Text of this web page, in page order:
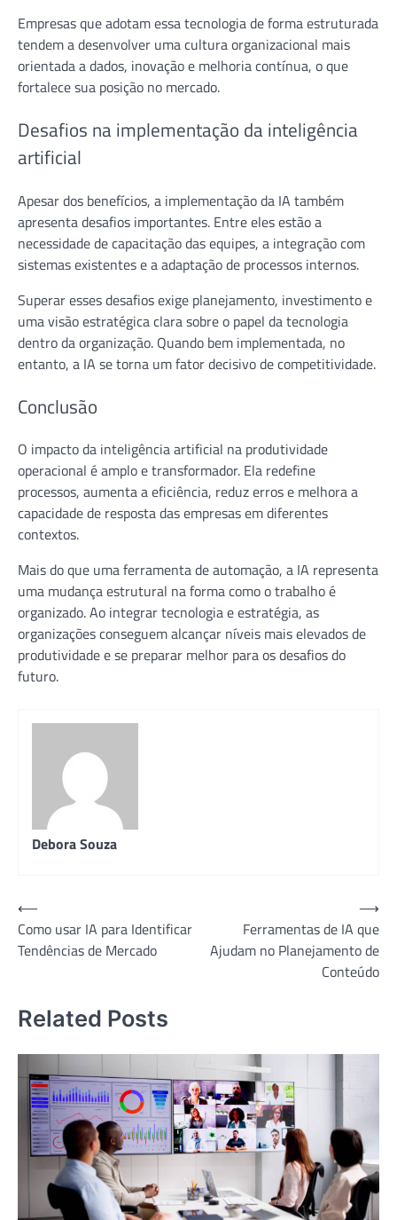
Empresas que adotam essa tecnologia de forma estruturada
tendem a desenvolver uma cultura organizacional mais
orientada a dados, inovação e melhoria contínua, o que
fortalece sua posição no mercado.
Desafios na implementação da inteligência
artificial
Apesar dos benefícios, a implementação da IA também
apresenta desafios importantes. Entre eles estão a
necessidade de capacitação das equipes, a integração com
sistemas existentes e a adaptação de processos internos.
Superar esses desafios exige planejamento, investimento e
uma visão estratégica clara sobre o papel da tecnologia
dentro da organização. Quando bem implementada, no
entanto, a IA se torna um fator decisivo de competitividade.
Conclusão
O impacto da inteligência artificial na produtividade
operacional é amplo e transformador. Ela redefine
processos, aumenta a eficiência, reduz erros e melhora a
capacidade de resposta das empresas em diferentes
contextos.
Mais do que uma ferramenta de automação, a IA representa
uma mudança estrutural na forma como o trabalho é
organizado. Ao integrar tecnologia e estratégia, as
organizações conseguem alcançar níveis mais elevados de
produtividade e se preparar melhor para os desafios do
futuro.
Debora Souza
Navegação
de
Post
⟵
Como usar IA para Identificar
Tendências de Mercado
Ferramentas de IA que
Ajudam no Planejamento de
Conteúdo
⟶
Related Posts